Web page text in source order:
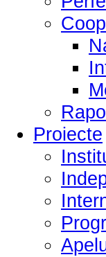
Proiecte